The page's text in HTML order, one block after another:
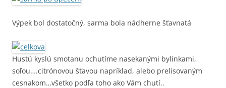
Výpek bol dostatočný, sarma bola nádherne šťavnatá
Hustú kyslú smotanu ochutíme nasekanými bylinkami,
soľou….citrónovou šťavou napríklad, alebo prelisovaným
cesnakom…všetko podľa toho ako Vám chutí..